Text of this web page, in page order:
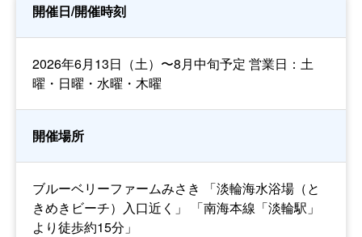
開催日/開催時刻
2026年6月13日（土）〜8月中旬予定 営業日：土
曜・日曜・水曜・木曜
開催場所
ブルーベリーファームみさき 「淡輪海水浴場（と
きめきビーチ）入口近く」 「南海本線「淡輪駅」
より徒歩約15分」